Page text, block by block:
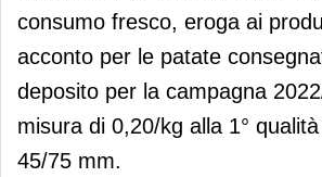
consumo fresco, eroga ai
acconto per le patate
deposito per la campagna
misura di 0,20/kg alla 1°
45/75 mm.